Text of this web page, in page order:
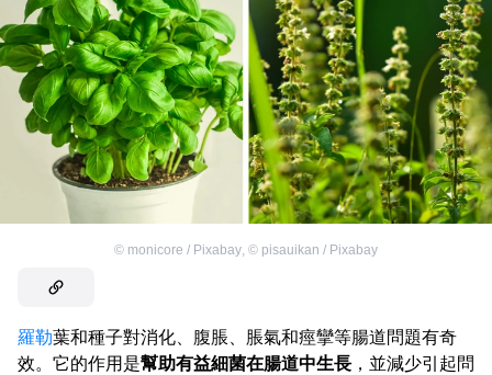
© monicore / Pixabay, © pisauikan / Pixabay
羅勒葉和種子對消化、腹脹、脹氣和痙攣等腸道問題有奇
效。它的作用是幫助有益細菌在腸道中生長 ，並減少引起問